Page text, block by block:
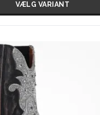
VÆLG VARIANT
VÆLG VARIANT